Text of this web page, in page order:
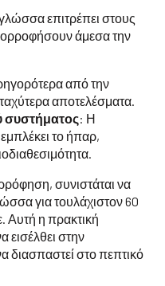
επιτρέπει στους
άμεσα την
από την
αποτελέσματα.
συστήματος: Η
το ήπαρ,
συνιστάται να
για τουλάχιστον 60
Αυτή η πρακτική
εισέλθει στην
διασπαστεί στο πεπτικό